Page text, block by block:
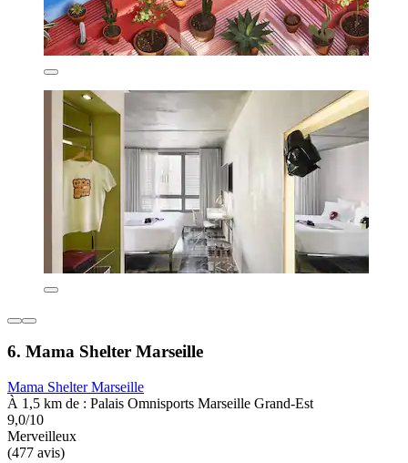
6. Mama Shelter Marseille
Mama Shelter Marseille
À 1,5 km de : Palais Omnisports Marseille Grand-Est
9,0/10
Merveilleux
(477 avis)